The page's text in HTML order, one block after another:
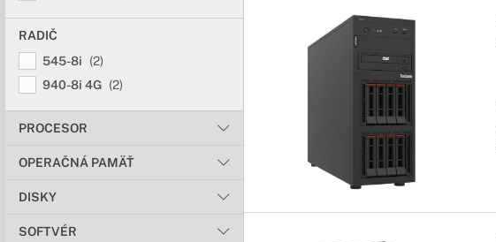
RADIČ
545-8i
(2)
940-8i 4G (2)
PROCESOR
OPERAČNÁ PAMÄŤ
DISKY
SOFTVÉR